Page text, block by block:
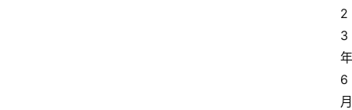
2
3
年
6
月